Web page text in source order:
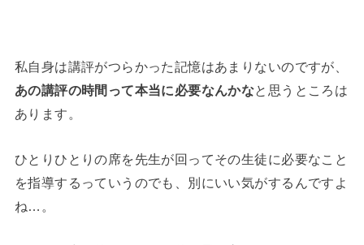
私自身は講評がつらかった記憶はあまりないのですが、
あの講評の時間って本当に必要なんかなと思うところは
あります。
ひとりひとりの席を先生が回ってその生徒に必要なこと
を指導するっていうのでも、別にいい気がするんですよ
ね…。